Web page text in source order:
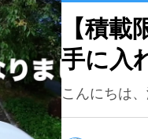
【積載
手に入
ら解放
ンプ自
こんにちは